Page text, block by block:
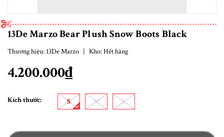
13De Marzo Bear Plush Snow Boots Black
Thương hiệu: 13De Marzo | Kho:Hết hàng
4.200.000₫
Kích thước: S M L